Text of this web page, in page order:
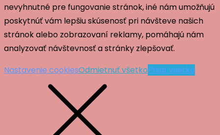
nevyhnutné pre fungovanie stránok, iné nám umožňujú
poskytnúť vám lepšiu skúsenosť pri návšteve našich
stránok alebo zobrazovaní reklamy, pomáhajú nám
analyzovať návštevnosť a stránky zlepšovať.
Nastavenie cookiesOdmietnuť všetkoPrijať všetko